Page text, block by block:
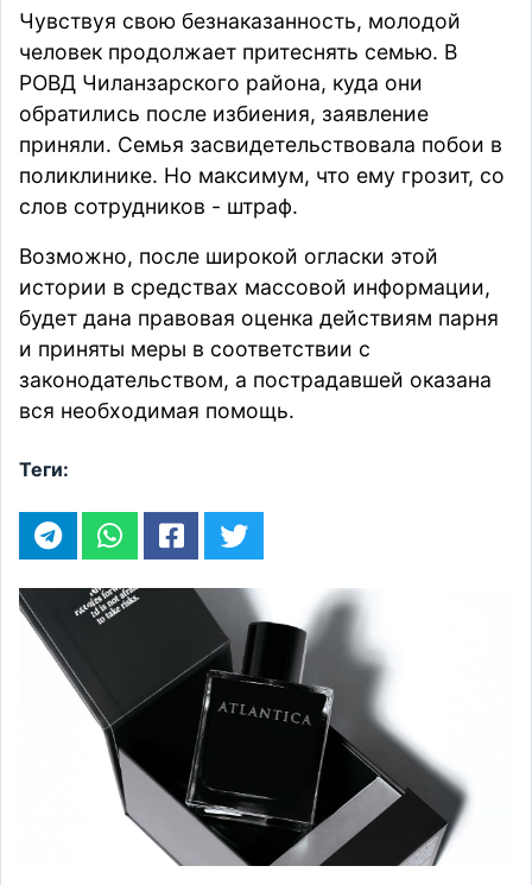
Чувствуя свою безнаказанность, молодой
человек продолжает притеснять семью. В
РОВД Чиланзарского района, куда они
обратились после избиения, заявление
приняли. Семья засвидетельствовала побои в
поликлинике. Но максимум, что ему грозит, со
слов сотрудников - штраф.
Возможно, после широкой огласки этой
истории в средствах массовой информации,
будет дана правовая оценка действиям парня
и приняты меры в соответствии с
законодательством, а пострадавшей оказана
вся необходимая помощь.
Теги: